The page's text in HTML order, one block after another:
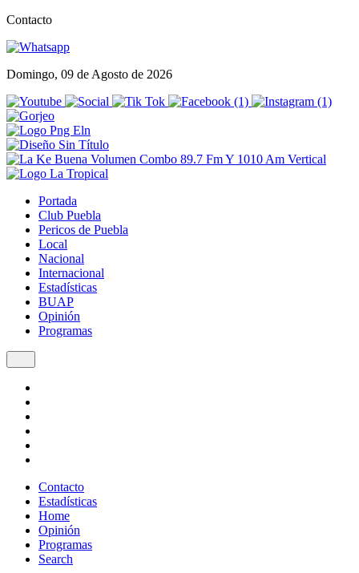
Contacto
Domingo, 09 de Agosto de 2026
Portada
Club Puebla
Pericos de Puebla
Local
Nacional
Internacional
Estadísticas
BUAP
Opinión
Programas
Contacto
Estadísticas
Home
Opinión
Programas
Search